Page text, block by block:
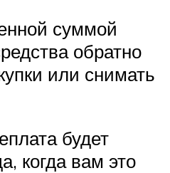
суммой
обратно
или снимать
будет
когда вам это